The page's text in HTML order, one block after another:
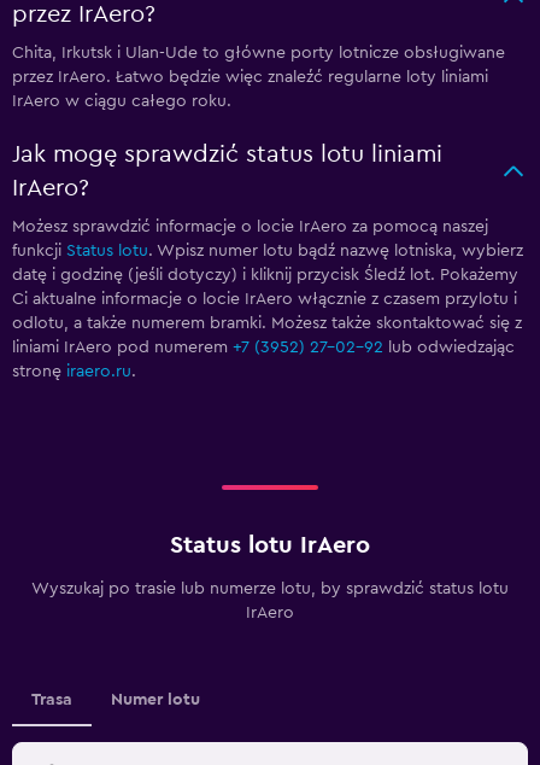
przez IrAero?
Chita, Irkutsk i Ulan-Ude to główne porty lotnicze obsługiwane
przez IrAero. Łatwo będzie więc znaleźć regularne loty liniami
IrAero w ciągu całego roku.
Jak mogę sprawdzić status lotu liniami
IrAero?
Możesz sprawdzić informacje o locie IrAero za pomocą naszej
funkcji Status lotu. Wpisz numer lotu bądź nazwę lotniska, wybierz
datę i godzinę (jeśli dotyczy) i kliknij przycisk Śledź lot. Pokażemy
Ci aktualne informacje o locie IrAero włącznie z czasem przylotu i
odlotu, a także numerem bramki. Możesz także skontaktować się z
liniami IrAero pod numerem +7 (3952) 27-02-92 lub odwiedzając
stronę iraero.ru.
Status lotu IrAero
Wyszukaj po trasie lub numerze lotu, by sprawdzić status lotu
IrAero
Trasa Numer lotu